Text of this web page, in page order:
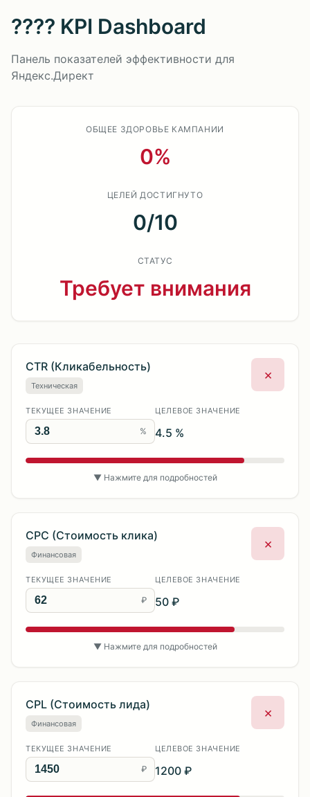
???? KPI Dashboard
Панель показателей эффективности для
Яндекс.Директ
ОБЩЕЕ ЗДОРОВЬЕ КАМПАНИИ
0%
ЦЕЛЕЙ ДОСТИГНУТО
0/10
СТАТУС
Требует внимания
CTR (Кликабельность)
Техническая
×
ТЕКУЩЕЕ ЗНАЧЕНИЕ
%
ЦЕЛЕВОЕ ЗНАЧЕНИЕ
4.5 %
▼ Нажмите для подробностей
CPC (Стоимость клика)
Финансовая
×
ТЕКУЩЕЕ ЗНАЧЕНИЕ
₽
ЦЕЛЕВОЕ ЗНАЧЕНИЕ
50 ₽
▼ Нажмите для подробностей
CPL (Стоимость лида)
Финансовая
×
ТЕКУЩЕЕ ЗНАЧЕНИЕ
₽
ЦЕЛЕВОЕ ЗНАЧЕНИЕ
1200 ₽